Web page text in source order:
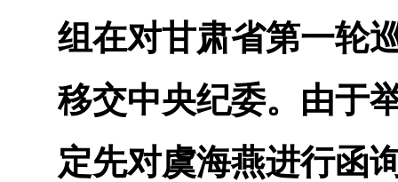
组在对甘肃省第一轮
移交中央纪委。由于
定先对虞海燕进行函